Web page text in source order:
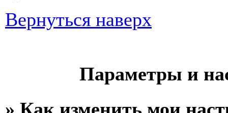
Вернуться наверх
Параметры и